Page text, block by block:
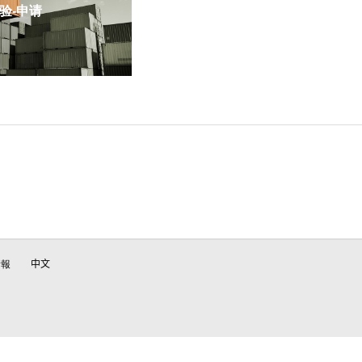
-申请
中文